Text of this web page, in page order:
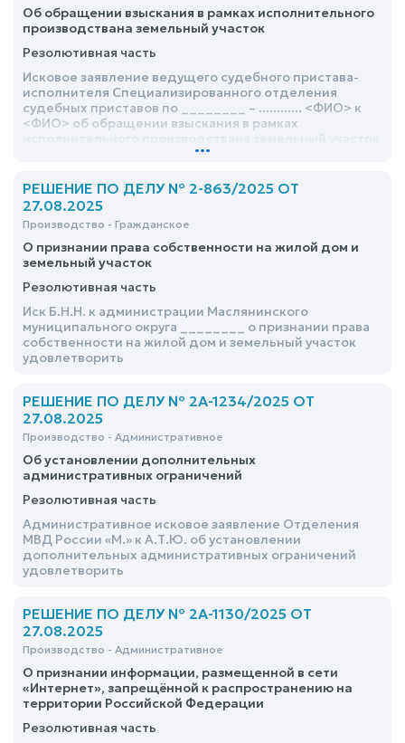
Об обращении взыскания в рамках исполнительного
производствана земельный участок
Резолютивная часть
Исковое заявление ведущего судебного пристава-
исполнителя Специализированного отделения
судебных приставов по ________ – ............ <ФИО> к
<ФИО> об обращении взыскания в рамках
...
РЕШЕНИЕ ПО ДЕЛУ № 2-863/2025 ОТ
27.08.2025
Производство - Гражданское
О признании права собственности на жилой дом и
земельный участок
Резолютивная часть
Иск Б.Н.Н. к администрации Маслянинского
муниципального округа ________ о признании права
собственности на жилой дом и земельный участок
удовлетворить
РЕШЕНИЕ ПО ДЕЛУ № 2А-1234/2025 ОТ
27.08.2025
Производство - Административное
Об установлении дополнительных
административных ограничений
Резолютивная часть
Административное исковое заявление Отделения
МВД России «М.» к А.Т.Ю. об установлении
дополнительных административных ограничений
удовлетворить
РЕШЕНИЕ ПО ДЕЛУ № 2А-1130/2025 ОТ
27.08.2025
Производство - Административное
О признании информации, размещенной в сети
«Интернет», запрещённой к распространению на
территории Российской Федерации
Резолютивная часть